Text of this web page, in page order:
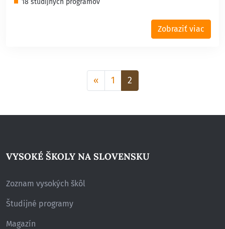
Zobraziť viac
« 1 2Aktuálna
stránka
VYSOKÉ ŠKOLY NA SLOVENSKU
Zoznam vysokých škôl
Študijné programy
Magazín